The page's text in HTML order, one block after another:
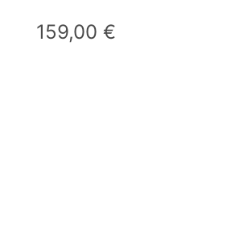
159,00 €